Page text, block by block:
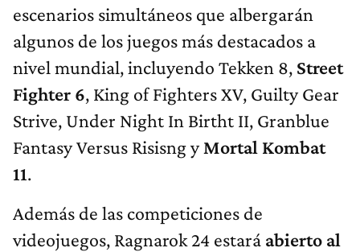
escenarios simultáneos que albergarán
algunos de los juegos más destacados a
nivel mundial, incluyendo Tekken 8, Street
Fighter 6, King of Fighters XV, Guilty Gear
Strive, Under Night In Birtht II, Granblue
Fantasy Versus Risisng yMortal Kombat
11.
Además de las competiciones de
videojuegos, Ragnarok 24 estará abierto al